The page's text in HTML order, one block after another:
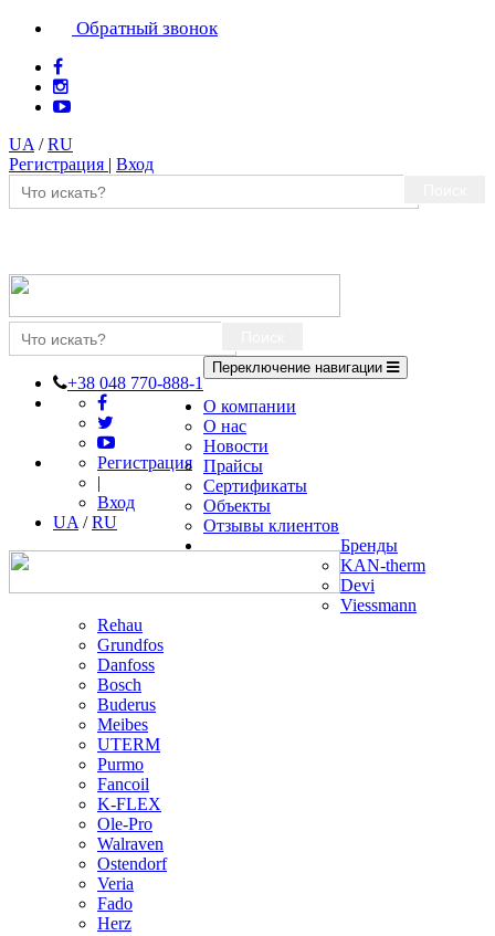
Обратный звонок
UA /RU
Регистрация | Вход
+38 048 770-888-1
Регистрация
|
Вход
UA /RU
Переключение навигации
О компании
О нас
Новости
Прайсы
Сертификаты
Объекты
Отзывы клиентов
Бренды
KAN-therm
Devi
Viessmann
Rehau
Grundfos
Danfoss
Bosch
Buderus
Meibes
UTERM
Purmo
Fancoil
K-FLEX
Ole-Pro
Walraven
Ostendorf
Veria
Fado
Herz